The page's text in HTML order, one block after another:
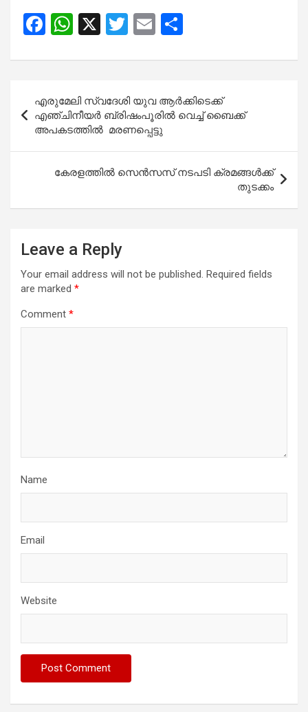
F
ce
o
o
k
W
at
s
A
p
p
X
T
tt
er
E
ail ar
e
navigation
എരുമേലി സ്വദേശി യുവ ആർക്കിടെക്ക്
എഞ്ചിനീയർ ബ്രിഷംപൂരിൽ വെച്ച് ബൈക്ക്
അപകടത്തിൽ മരണപ്പെട്ടു
കേരളത്തിൽ സെൻസസ് നടപടി ക്രമങ്ങൾക്ക്
തുടക്കം
Leave a Reply
Your email address will not be published. Required fields
are marked *
Comment *
Name
Email
Website